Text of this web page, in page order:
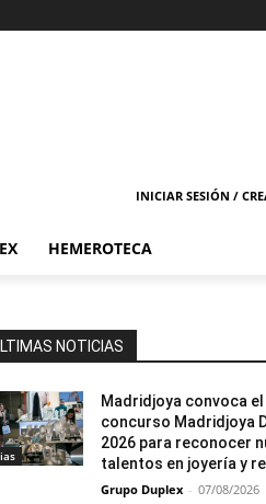
INICIAR SESIÓN /
HEMEROTECA
NOTICIAS
Madridjoya convoca el
concurso Madridjoya
2026 para reconocer
talentos en joyería y
Grupo Duplex - 07/08/2026